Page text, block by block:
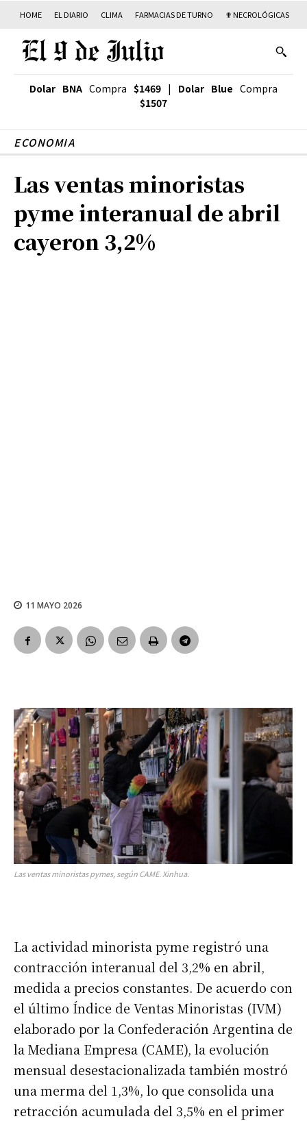
HOME EL DIARIO CLIMA FARMACIAS DE TURNO ✟ NECROLÓGICAS
Dolar BNA Compra $1469 | Dolar Blue Compra
$1507
ECONOMIA
Las ventas minoristas
pyme interanual de abril
cayeron 3,2%
11 MAYO 2026
Las ventas minoristas pymes, según CAME. Xinhua.
La actividad minorista pyme registró una
contracción interanual del 3,2% en abril,
medida a precios constantes. De acuerdo con
el último Índice de Ventas Minoristas (IVM)
elaborado por la Confederación Argentina de
la Mediana Empresa (CAME), la evolución
mensual desestacionalizada también mostró
una merma del 1,3%, lo que consolida una
retracción acumulada del 3,5% en el primer